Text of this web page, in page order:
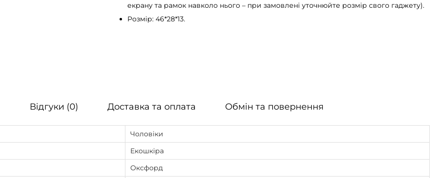
і
р
і
с
т
ь
екрану та рамок навколо нього – при замовлені уточнюйте розмір свого гаджету).
Розмір: 46*28*13.
Відгуки (0) Доставка та оплата Обмін та повернення
Чоловіки
Екошкіра
Оксфорд